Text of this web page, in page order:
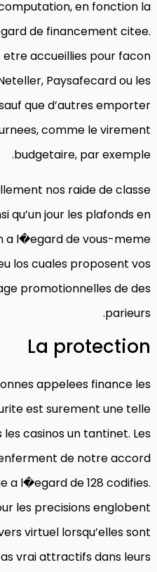
en fonction la
de financement citee.
accueillies pour facon
Paysafecard ou les
que d’autres emporter
comme le virement
budgetaire, par exemple.
nos raide de classe
qu’un jour les plafonds en
a l�egard de vous-meme
los cuales proposent vos
promotionnelles de des
parieurs.
La protection
appelees finance les
est surement une telle
casinos un tantinet. Les
de notre accord
a l�egard de 128 codifies.
les precisions englobent
virtuel lorsqu’elles sont
vrai attractifs dans leurs